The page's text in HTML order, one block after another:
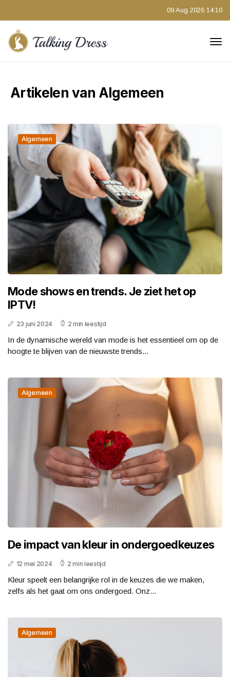
09 Aug 2026 14:10
Artikelen van Algemeen
Algemeen
Mode shows en trends. Je ziet het op
IPTV!
23 juni 2024 2 min leestijd
In de dynamische wereld van mode is het essentieel om op de
hoogte te blijven van de nieuwste trends...
Algemeen
De impact van kleur in ondergoedkeuzes
12 mei 2024 2 min leestijd
Kleur speelt een belangrijke rol in de keuzes die we maken,
zelfs als het gaat om ons ondergoed. Onz...
Algemeen